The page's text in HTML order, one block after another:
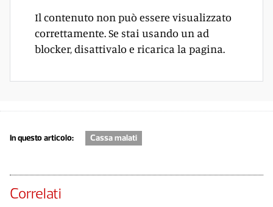
Il contenuto non può essere visualizzato
correttamente. Se stai usando un ad
blocker, disattivalo e ricarica la pagina.
In questo articolo: Cassa malati
Correlati